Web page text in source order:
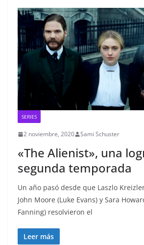
SERIES
2 noviembre, 2020 Sami Schuster
«The Alienist», una
segunda temporada
Un año pasó desde que Laszlo
John Moore (Luke Evans) y Sara
Fanning) resolvieron el
Leer más